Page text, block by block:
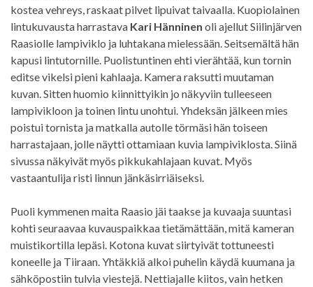
kostea vehreys, raskaat pilvet lipuivat taivaalla. Kuopiolainen
lintukuvausta harrastava Kari Hänninen oli ajellut Siilinjärven
Raasiolle lampiviklo ja luhtakana mielessään. Seitsemältä hän
kapusi lintutornille. Puolistuntinen ehti vierähtää, kun tornin
editse vikelsi pieni kahlaaja. Kamera raksutti muutaman
kuvan. Sitten huomio kiinnittyikin jo näkyviin tulleeseen
lampivikloon ja toinen lintu unohtui. Yhdeksän jälkeen mies
poistui tornista ja matkalla autolle törmäsi hän toiseen
harrastajaan, jolle näytti ottamiaan kuvia lampiviklosta. Siinä
sivussa näkyivät myös pikkukahlajaan kuvat. Myös
vastaantulija risti linnun jänkäsirriäiseksi.
Puoli kymmenen maita Raasio jäi taakse ja kuvaaja suuntasi
kohti seuraavaa kuvauspaikkaa tietämättään, mitä kameran
muistikortilla lepäsi. Kotona kuvat siirtyivät tottuneesti
koneelle ja Tiiraan. Yhtäkkiä alkoi puhelin käydä kuumana ja
sähköpostiin tulvia viestejä. Nettiajalle kiitos, vain hetken